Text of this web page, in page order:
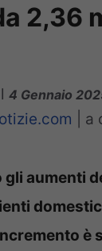
2,36
4 Gennaio
a
aumenti
è